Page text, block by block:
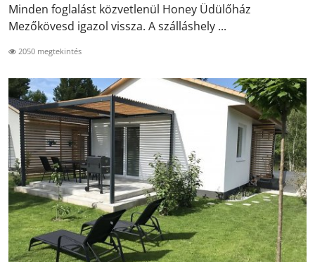
Minden foglalást közvetlenül Honey Üdülőház
Mezőkövesd igazol vissza. A szálláshely ...
2050 megtekintés